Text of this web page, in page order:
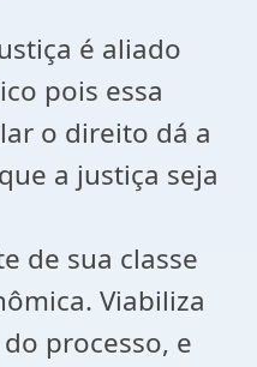
é aliado
pois essa
o direito dá a
a justiça seja
de sua classe
Viabiliza
processo, e